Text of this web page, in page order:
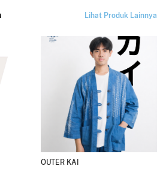
Lihat Produk Lainnya
OUTER KAI